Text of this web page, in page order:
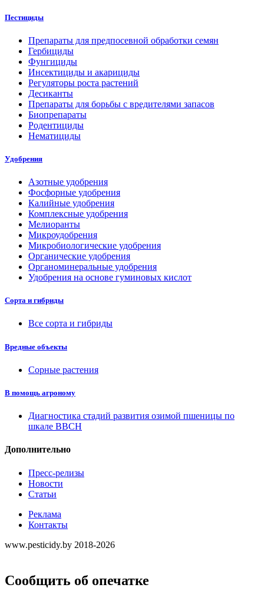
Пестициды
Препараты для предпосевной обработки семян
Гербициды
Фунгициды
Инсектициды и акарициды
Регуляторы роста растений
Десиканты
Препараты для борьбы с вредителями запасов
Биопрепараты
Родентициды
Нематициды
Удобрения
Азотные удобрения
Фосфорные удобрения
Калийные удобрения
Комплексные удобрения
Мелиоранты
Микроудобрения
Микробиологические удобрения
Органические удобрения
Органоминеральные удобрения
Удобрения на основе гуминовых кислот
Сорта и гибриды
Все сорта и гибриды
Вредные объекты
Сорные растения
В помощь агроному
Диагностика стадий развития озимой пшеницы по
шкале ВВСН
Дополнительно
Пресс-релизы
Новости
Статьи
Реклама
Контакты
www.pesticidy.by 2018-2026
Сообщить об опечатке